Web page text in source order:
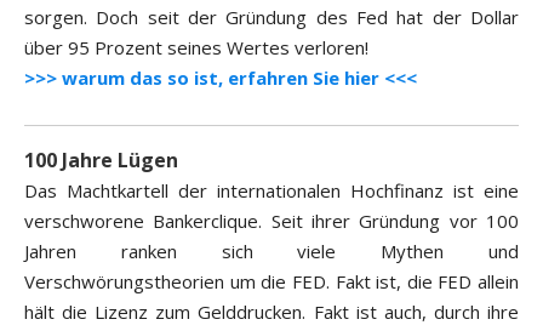
sorgen. Doch seit der Gründung des Fed hat der Dollar
über 95 Prozent seines Wertes verloren!
>>> warum das so ist, erfahren Sie hier <<<
100 Jahre Lügen
Das Machtkartell der internationalen Hochfinanz ist eine
verschworene Bankerclique. Seit ihrer Gründung vor 100
Jahren ranken sich viele Mythen und
Verschwörungstheorien um die FED. Fakt ist, die FED allein
hält die Lizenz zum Gelddrucken. Fakt ist auch, durch ihre